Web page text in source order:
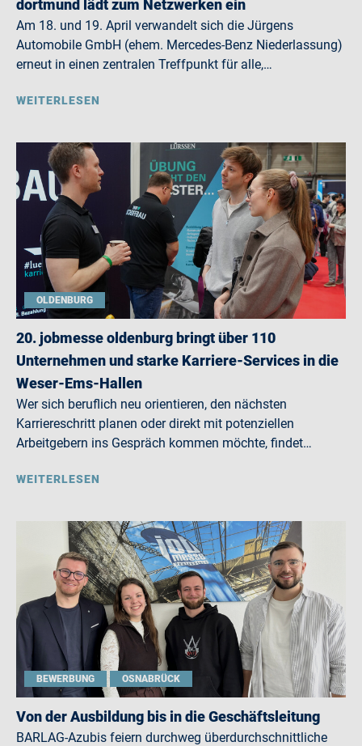
dortmund lädt zum Netzwerken ein
Am 18. und 19. April verwandelt sich die Jürgens
Automobile GmbH (ehem. Mercedes-Benz Niederlassung)
erneut in einen zentralen Treffpunkt für alle,…
WEITERLESEN
OLDENBURG
20. jobmesse oldenburg bringt über 110
Unternehmen und starke Karriere-Services in die
Weser-Ems-Hallen
Wer sich beruflich neu orientieren, den nächsten
Karriereschritt planen oder direkt mit potenziellen
Arbeitgebern ins Gespräch kommen möchte, findet…
WEITERLESEN
BEWERBUNG OSNABRÜCK
Von der Ausbildung bis in die Geschäftsleitung
BARLAG-Azubis feiern durchweg überdurchschnittliche